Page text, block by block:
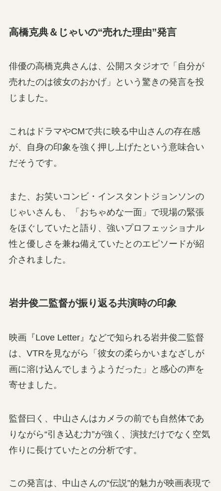
高橋克典＆じゃいの“売れた理由”発言
俳優の高橋克典さんは、公開スタジオで「自分が
売れたのは彼女のおかげ」という驚きの発言を投
じました。
これはドラマやCMで共に映る中山さんの存在感
が、自身の印象を強く押し上げたという意味合い
だそうです。
また、お笑いコンビ・インスタントジョンソンの
じゃいさんも、「おちゃめな一面」で現場の緊張
をほぐしていたと語り、強いプロフェッショナル
性と優しさを兼ね備えていたとのエピソードが紹
介されました。
岩井俊二監督が振り返る共演時の印象
映画『Love Letter』などで知られる岩井俊二監督
は、VTRを見ながら「彼女の柔らかいまなざしが
画に溶け込んでしまうようだった」と感心の声を
寄せました。
監督曰く、中山さんはカメラの前でも自然体であ
りながら“引き込む力”が強く、演技だけでなく空気
作りに長けていたとの分析です。
この発言は、中山さんの“伝説”的魅力が映画表現で